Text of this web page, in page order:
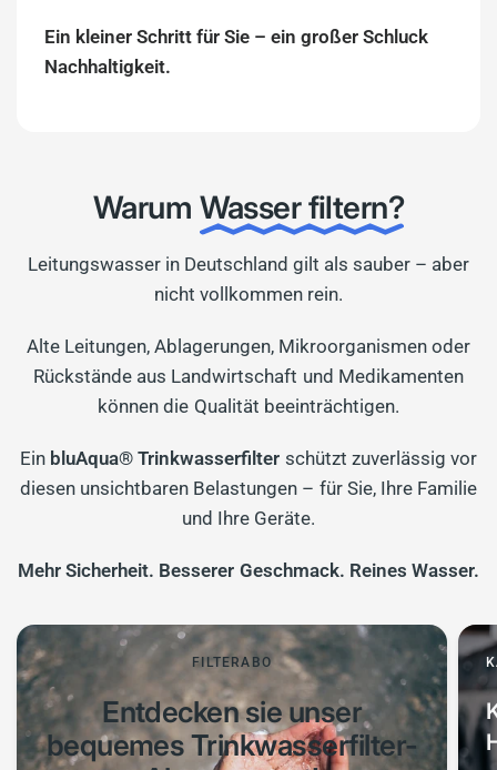
Ein kleiner Schritt für Sie – ein großer Schluck
Nachhaltigkeit.
Warum Wasser filtern?
Leitungswasser in Deutschland gilt als sauber – aber
nicht vollkommen rein.
Alte Leitungen, Ablagerungen, Mikroorganismen oder
Rückstände aus Landwirtschaft und Medikamenten
können die Qualität beeinträchtigen.
Ein bluAqua® Trinkwasserfilter schützt zuverlässig vor
diesen unsichtbaren Belastungen – für Sie, Ihre Familie
und Ihre Geräte.
Mehr Sicherheit. Besserer Geschmack. Reines Wasser.
FILTERABO
Entdecken sie unser
bequemes Trinkwasserfilter-